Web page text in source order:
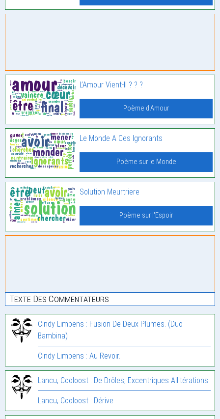
L’Amour Vient-Il ? ? ?
Poème d'Amour
Le Monde A Ces Ignorants
Poème sur le Monde
Solution Meurtriere
Poème sur l'Espoir
Texte Des Commentateurs
Cindy Limpens : Fusion De Deux Plumes. (Duo
Bambina)
Cindy Limpens : Au Revoir.
Lancu, Cooloost : De Drôles, Excentriques Allitérations
Lancu, Cooloost : Dérive